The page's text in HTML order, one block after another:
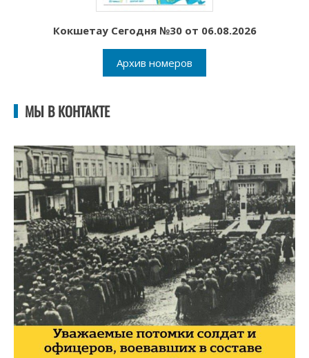
Кокшетау Сегодня №30 от 06.08.2026
Архив номеров
МЫ В КОНТАКТЕ